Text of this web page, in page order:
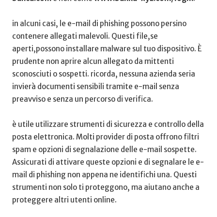
in alcuni casi, le‌ e-mail di phishing possono⁣ persino
contenere allegati malevoli. ‍Questi file,se
aperti,possono installare malware sul​ tuo dispositivo. È
prudente non aprire alcun allegato ⁤da mittenti
sconosciuti o‌ sospetti.‌ ricorda, nessuna azienda seria
invierà documenti ‍sensibili​ tramite ⁤e-mail⁣ senza
preavviso e senza ⁢un percorso di verifica.
è utile utilizzare strumenti di sicurezza e ⁣controllo della
posta​ elettronica. Molti provider di posta offrono filtri
spam e opzioni​ di ​segnalazione delle e-mail⁤ sospette.⁤
Assicurati di attivare queste opzioni e di segnalare le e-
mail di ​phishing⁤ non appena ne identifichi una.‍ Questi
strumenti non solo ti ⁢proteggono, ma aiutano anche a
proteggere altri utenti online.